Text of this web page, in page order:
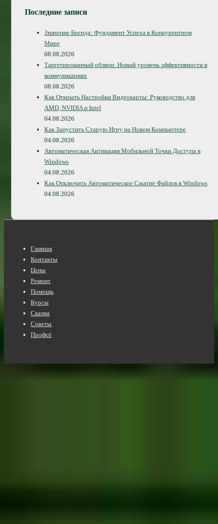
Последние записи
Значение Бренда: Фундамент Успеха в Конкурентном
Мире
08.08.2026
Таргетированный обзвон: Новый уровень эффективности в
коммуникациях
08.08.2026
Как Открыть Настройки Видеокарты: Руководство для
AMD, NVIDIA и Intel
04.08.2026
Как Запустить Старую Игру на Новом Компьютере
04.08.2026
Автоматическая Активация Мобильной Точки Доступа в
Windows
04.08.2026
Как Отключить Автоматическое Сжатие Файлов в Windows
04.08.2026
Нижнее
меню
Главная
Контакты
Цены
Ремонт
Помощь
Курсы
Сказки
Советы
Профсё